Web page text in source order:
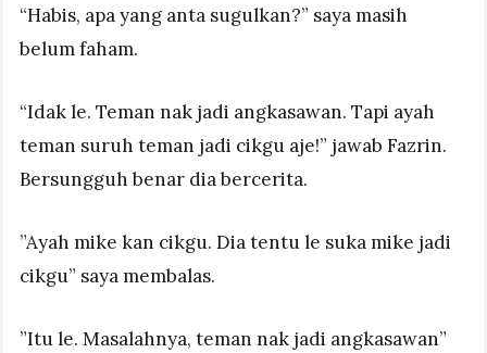
“Habis, apa yang anta sugulkan?” saya masih
belum faham.
“Idak le. Teman nak jadi angkasawan. Tapi ayah
teman suruh teman jadi cikgu aje!” jawab Fazrin.
Bersungguh benar dia bercerita.
”Ayah mike kan cikgu. Dia tentu le suka mike jadi
cikgu” saya membalas.
”Itu le. Masalahnya, teman nak jadi angkasawan”